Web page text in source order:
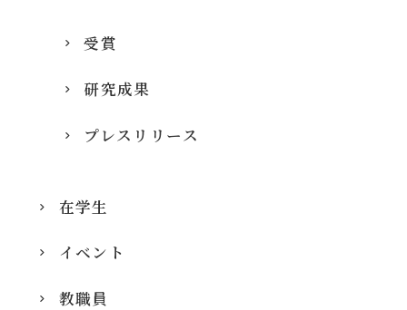
受賞
研究成果
プレスリリース
在学生
イベント
教職員